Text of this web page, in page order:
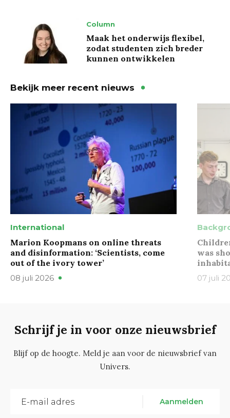
Column
Maak het onderwijs flexibel,
zodat studenten zich breder
kunnen ontwikkelen
Bekijk meer recent nieuws
International
Marion Koopmans on online threats
and disinformation: ‘Scientists, come
out of the ivory tower’
08 juli 2026
was
07 juli
Schrijf je in voor onze nieuwsbrief
Blijf op de hoogte. Meld je aan voor de nieuwsbrief van
Univers.
Aanmelden